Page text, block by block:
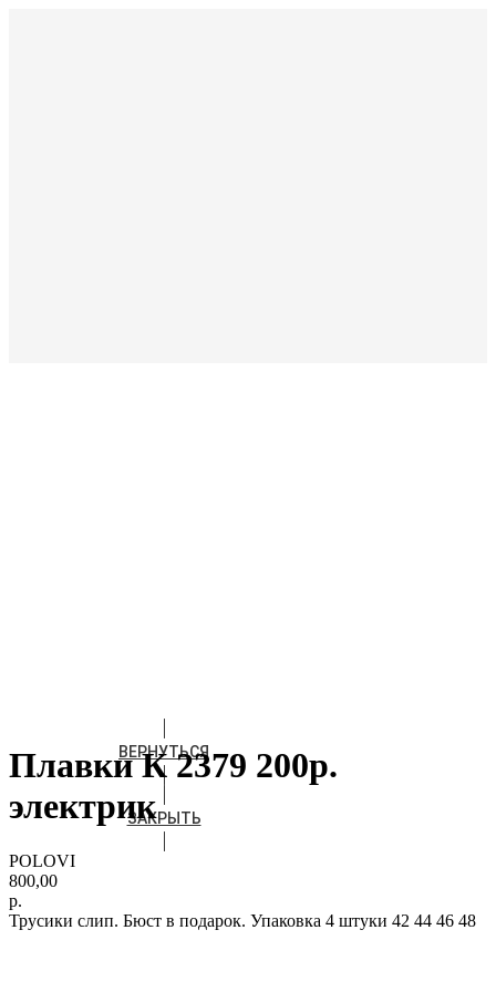
ВЕРНУТЬСЯ
ЗАКРЫТЬ
Плавки К 2379 200р.
электрик
POLOVI
800,00
р.
Трусики слип. Бюст в подарок. Упаковка 4 штуки 42 44 46 48